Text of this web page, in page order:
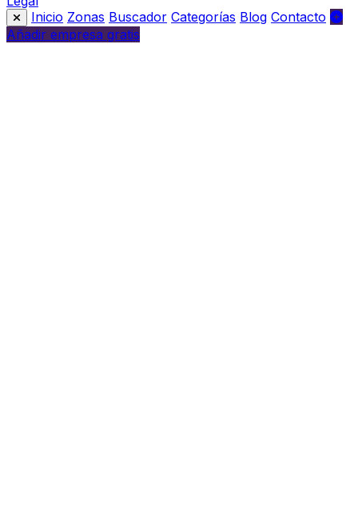
Inicio Zonas Buscador Categorías Blog Contacto
Añadir empresa gratis